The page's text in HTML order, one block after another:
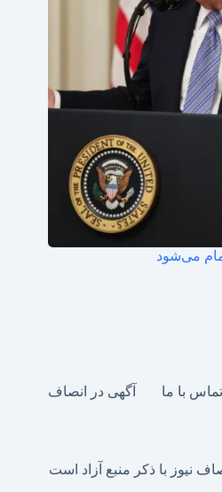
می‌شود
تماس با ما
آگهی در انصاف
نیوز با ذکر منبع آزاد است